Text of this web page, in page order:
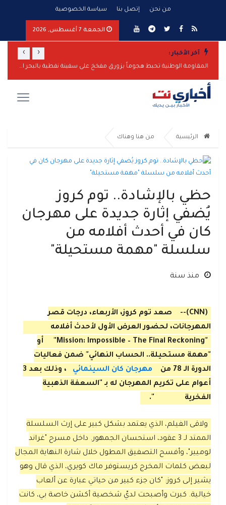
من نحن إتصل بنا سياسة الخصوصية
الجمعة 7 أغسطس, 2026
آخر الأخبار :
المقاومة الوطنية تحبط هجوماً بزورق مفخخ على سفينة نفطية بالبحر الأحمر
‹
›
الرئيسية من هنا وهناك
حظي بالإشادة.. توم كروز
يُضفي إثارة جديدة على مهرجان
كان في أحدث أفلامه من
سلسلة "مهمة مستحيلة"
منذ سنة
(CNN)--
صعد توم كروز، الأربعاء، درجات قصر
المهرجانات، لحضور العرض الأول لأحدث أفلامه
"Mission: Impossible – The Final Reckoning"
أو
"مهمة مستحيلة.. الحساب النهائي" ضمن فعاليات
الدورة الـ 78 من
مهرجان كان السينمائي
، وذلك بعد 3
أعوام على تكريم المهرجان له بـ "السعفة الذهبية
الفخرية
".
ولاقى الفيلم، الذي يعتمد بشكل كبير على إرث السلسلة
الممتد لـ 3 عقود، استحسان الجمهور. داخل مسرح "غراند
لوميير"، وأفسح التصفيق المطول خلال شارة النهاية المجال
لبعض كلمات المخرج كريستوفر ماك كويري، الذي قال وهو
يشير إلى كروز: "كان جزء كبير من حياتي عبارة عن ألعاب
خيالية. كبرت وأصبحت لديّ شخصية أكشن خاصة بي، كانت